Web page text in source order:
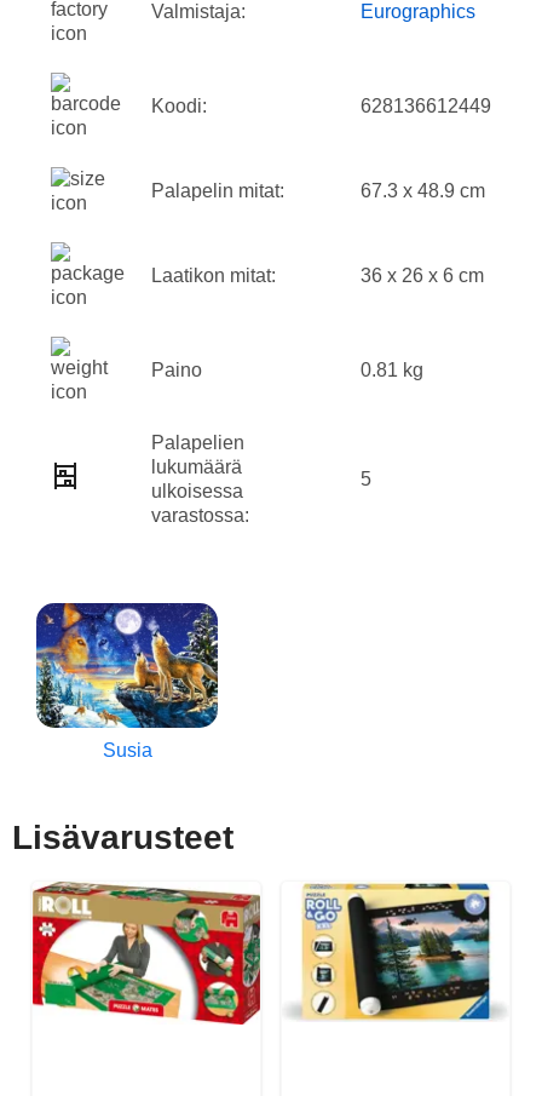
Valmistaja: Eurographics
Koodi: 628136612449
Palapelin mitat: 67.3 x 48.9 cm
Laatikon mitat: 36 x 26 x 6 cm
Paino 0.81 kg
Palapelien
lukumäärä
ulkoisessa
varastossa:
5
Susia
Lisävarusteet